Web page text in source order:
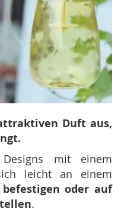
Duft aus,
mit einem
leicht an einem
oder auf
.